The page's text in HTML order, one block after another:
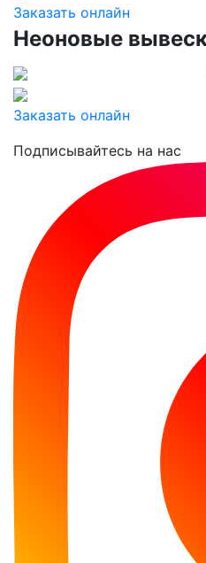
Заказать онлайн
Неоновые
Заказать онлайн
Подписывайтесь на нас